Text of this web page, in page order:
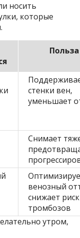
носить
которые
Польза
стенки вен,
уменьшает
Снимает
венозный
снижает риск
тромбозов
утром,